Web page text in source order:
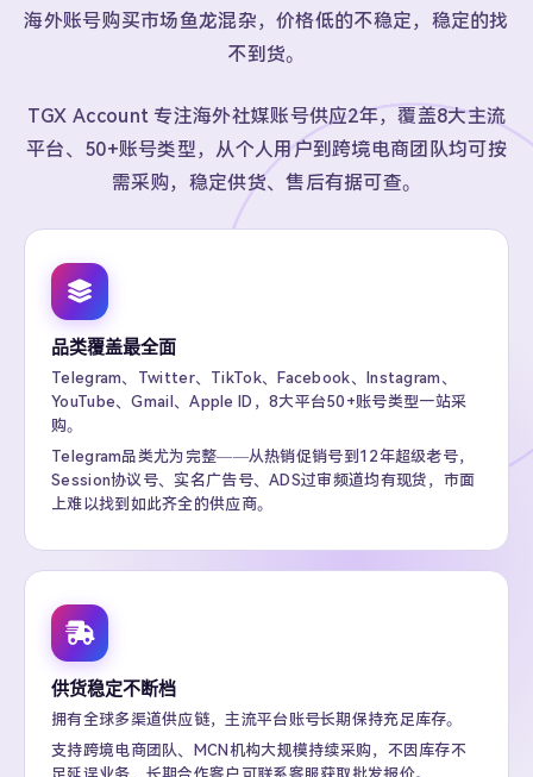
海外账号购买市场鱼龙混杂，价格低的不稳定，稳定的找
不到货。
TGX Account 专注海外社媒账号供应2年，覆盖8大主流
平台、50+账号类型，从个人用户到跨境电商团队均可按
需采购，稳定供货、售后有据可查。
品类覆盖最全面
Telegram、Twitter、TikTok、Facebook、Instagram、
YouTube、Gmail、Apple ID，8大平台50+账号类型一站采
购。
Telegram品类尤为完整——从热销促销号到12年超级老号，
Session协议号、实名广告号、ADS过审频道均有现货，市面
上难以找到如此齐全的供应商。
供货稳定不断档
拥有全球多渠道供应链，主流平台账号长期保持充足库存。
支持跨境电商团队、MCN机构大规模持续采购，不因库存不